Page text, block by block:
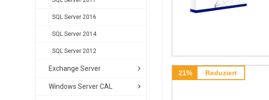
SQL Server 2016
SQL Server 2014
SQL Server 2012
Exchange Server
Windows Server CAL
21% Reduziert